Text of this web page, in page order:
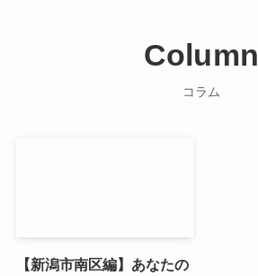
Column
コラム
【新潟市南区編】あなたの